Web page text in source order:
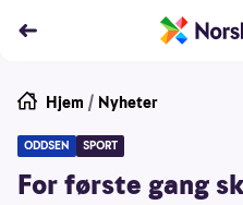
Hjem / Nyheter
ODDSEN SPORT
For første gang